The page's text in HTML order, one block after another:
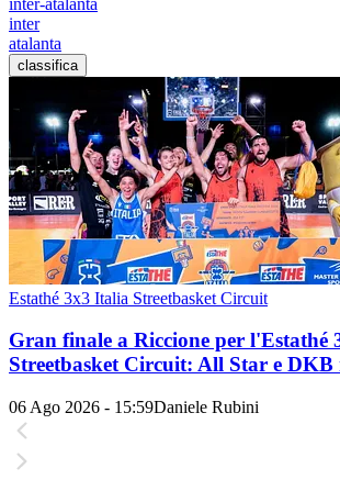
inter
atalanta
classifica
Estathé 3x3 Italia Streetbasket Circuit
Gran finale a Riccione per l'Estathé
Streetbasket Circuit: All Star e
06 Ago 2026 - 15:59Daniele Rubini